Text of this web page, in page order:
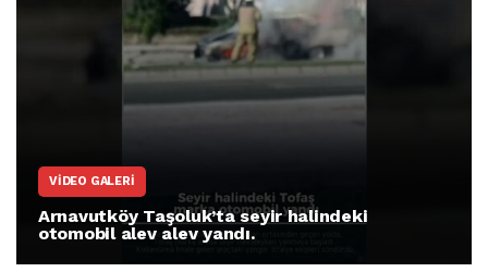
VIDEO GALERI
Arnavutköy Taşoluk’ta seyir halindeki
otomobil alev alev yandı.